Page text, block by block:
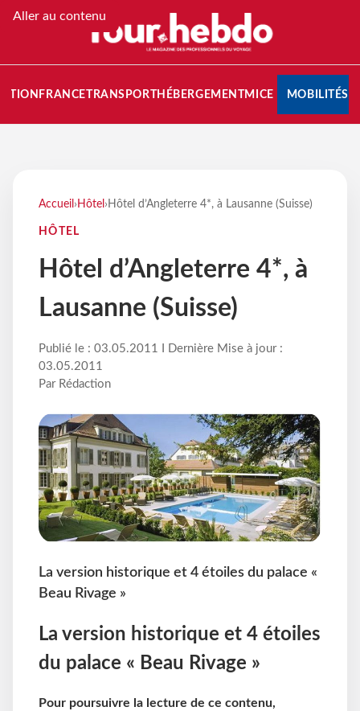
Aller au contenu
FRANCETRANSPORT HÉBERGEMENTMICE MOBILITÉS
Accueil › Hôtel › Hôtel d’Angleterre 4*, à Lausanne (Suisse)
HÔTEL
Hôtel d’Angleterre 4*, à
Lausanne (Suisse)
Publié le : 03.05.2011 I Dernière Mise à jour :
03.05.2011
Par Rédaction
La version historique et 4 étoiles du palace «
Beau Rivage »
La version historique et 4 étoiles
du palace « Beau Rivage »
Pour poursuivre la lecture de ce contenu,